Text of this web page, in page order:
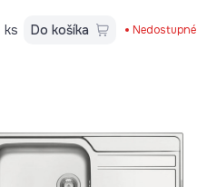
ks Do košíka Nedostupné